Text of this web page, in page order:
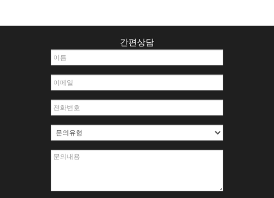
간편상담